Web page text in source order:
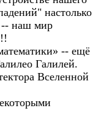
настолько
наш мир
-- ещё
Галилей.
Вселенной